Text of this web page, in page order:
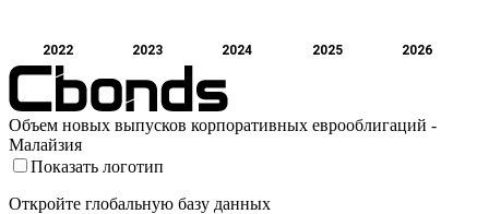
2022 2023 2024 2025 2026
Объем новых выпусков корпоративных еврооблигаций -
Малайзия
Показать логотип
Откройте глобальную базу данных